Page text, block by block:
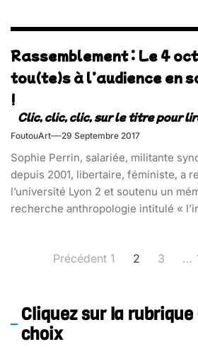
Rassemblement : Le 4
tou(te)s à l’audience en
!
FoutouArt 29 Septembre 2017
Sophie Perrin, salariée, militante
depuis 2001, libertaire, féministe, a
l’université Lyon 2 et soutenu un
recherche anthropologie intitulé «
vain, sa possibilité d’accéder au
Pagination
Précédent 1 2 3 …
Cliquez sur la rubrique
choix